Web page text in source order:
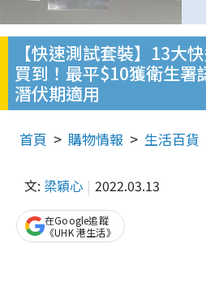
【快速測試套裝】13大
買到！最平$10獲衛生
潛伏期適用
首頁 購物情報 生活百貨
文: 梁穎心 2022.03.13
在Google追蹤
《UHK 港生活》